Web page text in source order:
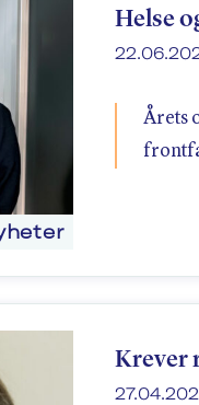
Helse
Årets
Krever